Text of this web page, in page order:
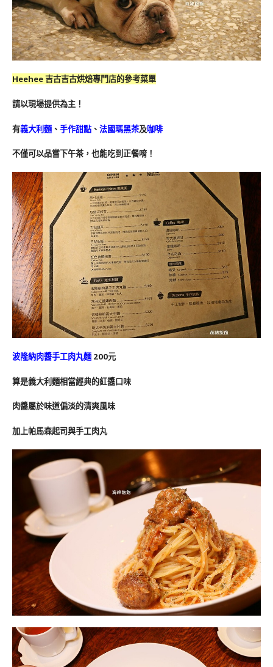
Heehee 吉古吉古烘焙專門店的參考菜單
請以現場提供為主！
有義大利麵 、 手作甜點、 法國瑪黑茶及咖啡
不僅可以品嘗下午茶，也能吃到正餐唷！
波隆納肉醬手工肉丸麵 200元
算是義大利麵相當經典的紅醬口味
肉醬屬於味道偏淡的清爽風味
加上帕馬森起司與手工肉丸